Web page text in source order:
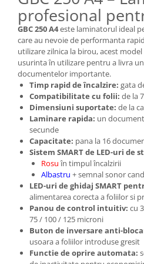
Articole pentru rufe, casa,
geamuri, mobila
Articole pentru birou, suprafete,
pardoseli
Intretinere si odorizante masina
Saci de gunoi
Accesorii pentru curatenie
Tipografie si stampile
Formulare tipizate
Caiete si blocnotesuri
personalizate
Stampile, tusiere si tus
Protectia muncii si Imbracaminte
Imbracaminte
Tricouri
Bluze & Pulovere
profesional
GBC 250 A4este laminatorul ideal
care au nevoie de performanta
utilizare zilnica la birou, acest
usurinta în utilizare pentru a livra
documentelor importante.
Timp rapid de încalzire: gata
Compatibilitate cu folii: de la
Dimensiuni suportate: de la
Laminare rapida: un
secunde
Capacitate: pana la 16
Sistem SMART de LED-uri de
Rosuîn timpul încalzirii
Albastru + semnal sonor
LED-uri de ghidaj SMART
alimentarea corecta a foliilor si
Panou de control intuitiv: cu
75 / 100 / 125 microni
Buton de inversare anti-
usoara a foliilor introduse gresit
Functie de oprire automata: